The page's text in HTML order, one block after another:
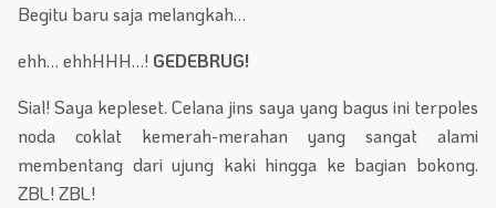
Begitu baru saja melangkah…
ehh… ehhHHH…! GEDEBRUG!
Sial! Saya kepleset. Celana jins saya yang bagus ini terpoles
noda coklat kemerah-merahan yang sangat alami
membentang dari ujung kaki hingga ke bagian bokong.
ZBL! ZBL!